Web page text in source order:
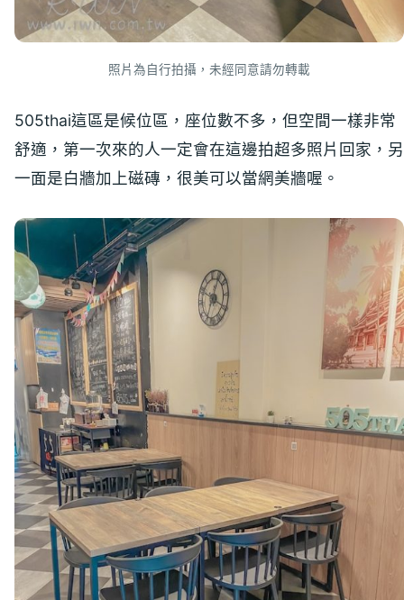
照片為自行拍攝，未經同意請勿轉載
505thai這區是候位區，座位數不多，但空間一樣非常
舒適，第一次來的人一定會在這邊拍超多照片回家，另
一面是白牆加上磁磚，很美可以當網美牆喔。